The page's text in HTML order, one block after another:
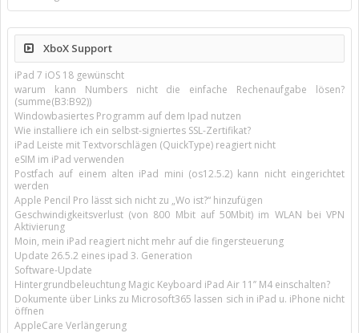
XboX Support
iPad 7 iOS 18 gewünscht
warum kann Numbers nicht die einfache Rechenaufgabe lösen?
(summe(B3:B92))
Windowbasiertes Programm auf dem Ipad nutzen
Wie installiere ich ein selbst-signiertes SSL-Zertifikat?
iPad Leiste mit Textvorschlägen (QuickType) reagiert nicht
eSIM im iPad verwenden
Postfach auf einem alten iPad mini (os12.5.2) kann nicht eingerichtet
werden
Apple Pencil Pro lässt sich nicht zu „Wo ist?“ hinzufügen
Geschwindigkeitsverlust (von 800 Mbit auf 50Mbit) im WLAN bei VPN
Aktivierung
Moin, mein iPad reagiert nicht mehr auf die fingersteuerung
Update 26.5.2 eines ipad 3. Generation
Software-Update
Hintergrundbeleuchtung Magic Keyboard iPad Air 11’’ M4 einschalten?
Dokumente über Links zu Microsoft365 lassen sich in iPad u. iPhone nicht
öffnen
AppleCare Verlängerung